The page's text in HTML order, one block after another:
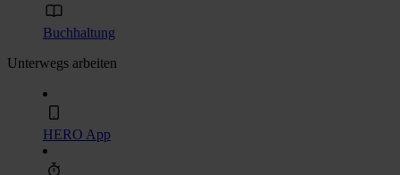
Buchhaltung
Unterwegs arbeiten
HERO App